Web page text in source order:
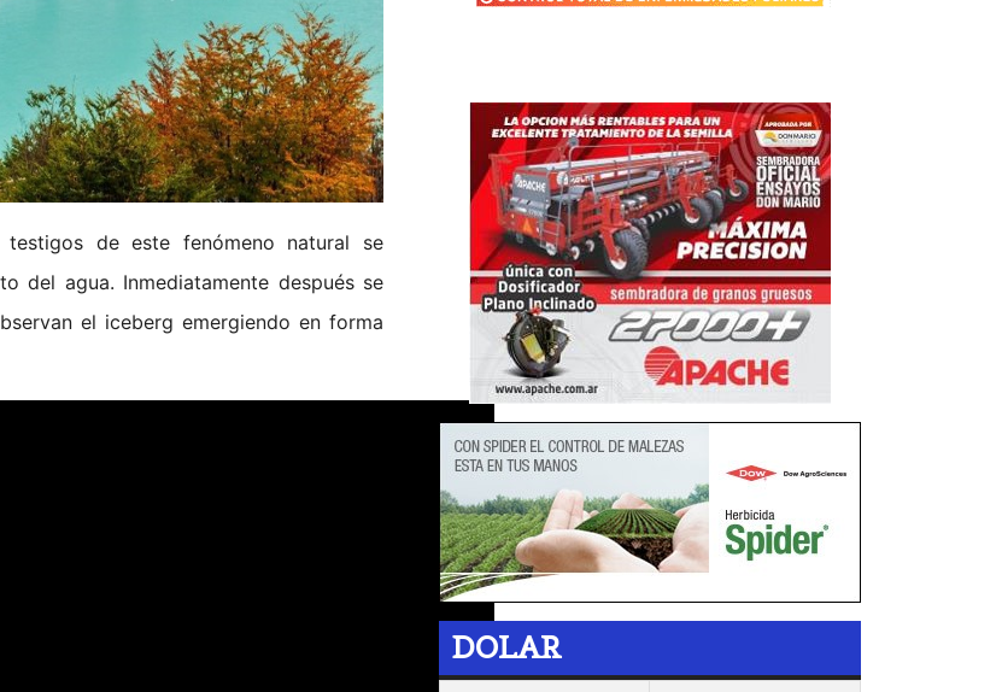
de este fenómeno natural se
del agua. Inmediatamente después se
el iceberg emergiendo en forma
DOLAR